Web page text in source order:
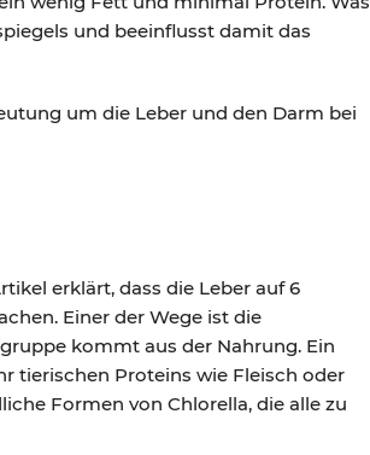
und beeinflusst damit das
um die Leber und den Darm bei
erklärt, dass die Leber auf 6
Einer der Wege ist die
kommt aus der Nahrung. Ein
tierischen Proteins wie Fleisch oder
Formen von Chlorella, die alle zu